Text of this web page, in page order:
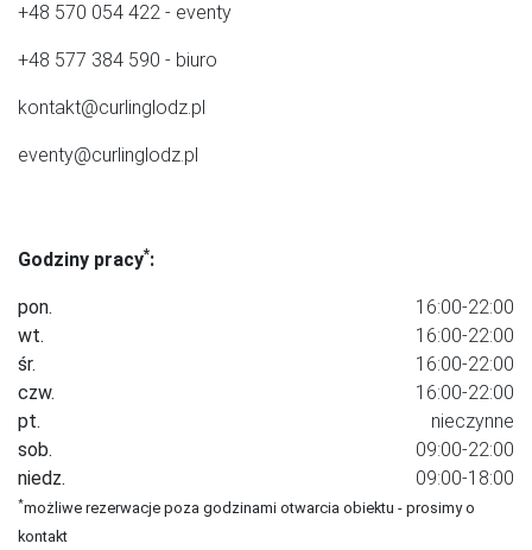
+48 570 054 422 - eventy
+48 577 384 590 - biuro
kontakt@curlinglodz.pl
eventy@curlinglodz.pl
Godziny pracy*:
pon.
16:00-22:00
wt.
16:00-22:00
śr.
16:00-22:00
czw.
16:00-22:00
pt.
nieczynne
sob.
09:00-22:00
niedz.
09:00-18:00
*możliwe rezerwacje poza godzinami otwarcia obiektu - prosimy o
kontakt